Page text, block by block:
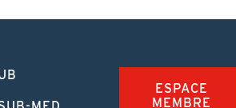
ESPACE
MEMBRE